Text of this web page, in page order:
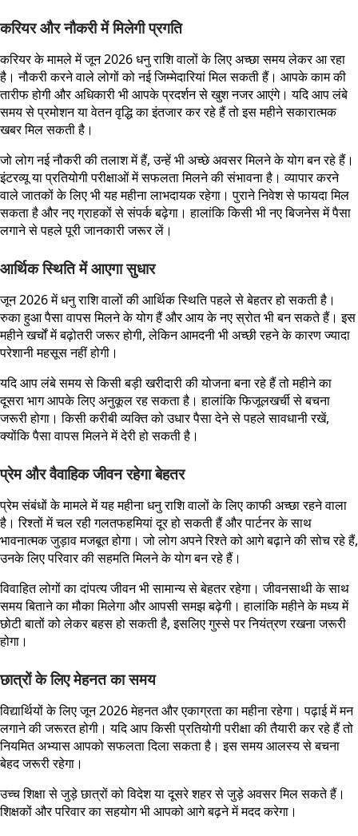
करियर और नौकरी में मिलेगी प्रगति
करियर के मामले में जून 2026 धनु राशि वालों के लिए अच्छा समय लेकर आ रहा
है। नौकरी करने वाले लोगों को नई जिम्मेदारियां मिल सकती हैं। आपके काम की
तारीफ होगी और अधिकारी भी आपके प्रदर्शन से खुश नजर आएंगे। यदि आप लंबे
समय से प्रमोशन या वेतन वृद्धि का इंतजार कर रहे हैं तो इस महीने सकारात्मक
खबर मिल सकती है।
जो लोग नई नौकरी की तलाश में हैं, उन्हें भी अच्छे अवसर मिलने के योग बन रहे हैं।
इंटरव्यू या प्रतियोगी परीक्षाओं में सफलता मिलने की संभावना है। व्यापार करने
वाले जातकों के लिए भी यह महीना लाभदायक रहेगा। पुराने निवेश से फायदा मिल
सकता है और नए ग्राहकों से संपर्क बढ़ेगा। हालांकि किसी भी नए बिजनेस में पैसा
लगाने से पहले पूरी जानकारी जरूर लें।
आर्थिक स्थिति में आएगा सुधार
जून 2026 में धनु राशि वालों की आर्थिक स्थिति पहले से बेहतर हो सकती है।
रुका हुआ पैसा वापस मिलने के योग हैं और आय के नए स्रोत भी बन सकते हैं। इस
महीने खर्चों में बढ़ोतरी जरूर होगी, लेकिन आमदनी भी अच्छी रहने के कारण ज्यादा
परेशानी महसूस नहीं होगी।
यदि आप लंबे समय से किसी बड़ी खरीदारी की योजना बना रहे हैं तो महीने का
दूसरा भाग आपके लिए अनुकूल रह सकता है। हालांकि फिजूलखर्ची से बचना
जरूरी होगा। किसी करीबी व्यक्ति को उधार पैसा देने से पहले सावधानी रखें,
क्योंकि पैसा वापस मिलने में देरी हो सकती है।
प्रेम और वैवाहिक जीवन रहेगा बेहतर
प्रेम संबंधों के मामले में यह महीना धनु राशि वालों के लिए काफी अच्छा रहने वाला
है। रिश्तों में चल रही गलतफहमियां दूर हो सकती हैं और पार्टनर के साथ
भावनात्मक जुड़ाव मजबूत होगा। जो लोग अपने रिश्ते को आगे बढ़ाने की सोच रहे हैं,
उनके लिए परिवार की सहमति मिलने के योग बन रहे हैं।
विवाहित लोगों का दांपत्य जीवन भी सामान्य से बेहतर रहेगा। जीवनसाथी के साथ
समय बिताने का मौका मिलेगा और आपसी समझ बढ़ेगी। हालांकि महीने के मध्य में
छोटी बातों को लेकर बहस हो सकती है, इसलिए गुस्से पर नियंत्रण रखना जरूरी
होगा।
छात्रों के लिए मेहनत का समय
विद्यार्थियों के लिए जून 2026 मेहनत और एकाग्रता का महीना रहेगा। पढ़ाई में मन
लगाने की जरूरत होगी। यदि आप किसी प्रतियोगी परीक्षा की तैयारी कर रहे हैं तो
नियमित अभ्यास आपको सफलता दिला सकता है। इस समय आलस्य से बचना
बेहद जरूरी रहेगा।
उच्च शिक्षा से जुड़े छात्रों को विदेश या दूसरे शहर से जुड़े अवसर मिल सकते हैं।
शिक्षकों और परिवार का सहयोग भी आपको आगे बढ़ने में मदद करेगा।